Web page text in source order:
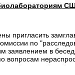
пригласить
по
заявлением в
вопросам